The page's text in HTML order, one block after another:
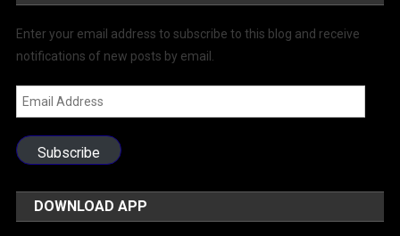
Enter your email address to subscribe to this blog and receive
notifications of new posts by email.
Email
Address
Subscribe
DOWNLOAD APP